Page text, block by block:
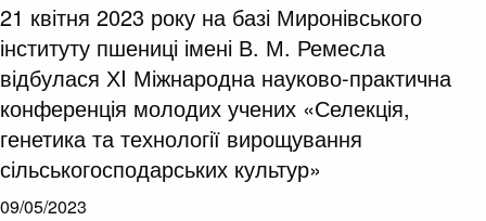
21 квітня 2023 року на базі Миронівського
інституту пшениці імені В. М. Ремесла
відбулася ХI Міжнародна науково-практична
конференція молодих учених «Селекція,
генетика та технології вирощування
сільськогосподарських культур»
09/05/2023